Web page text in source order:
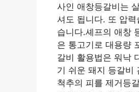
사인 애창등갈비는
셔도 됩니다. 또 압
습니다.셰프의 애창
은 통고기로 대용량
갈비 활용법은 워낙
기 쉬운 돼지 등갈비
척추의 피를 제거등